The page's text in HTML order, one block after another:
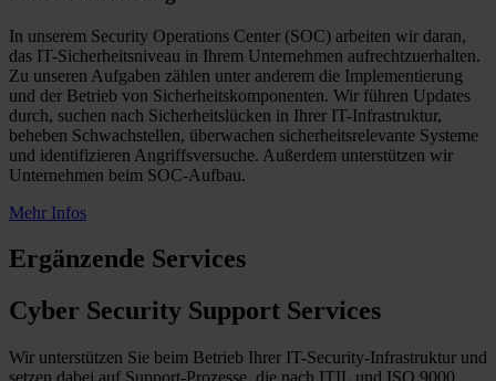
In unserem Security Operations Center (SOC) arbeiten wir daran,
das IT-Sicherheitsniveau in Ihrem Unternehmen aufrechtzuerhalten.
Zu unseren Aufgaben zählen unter anderem die Implementierung
und der Betrieb von Sicherheitskomponenten. Wir führen Updates
durch, suchen nach Sicherheitslücken in Ihrer IT-Infrastruktur,
beheben Schwachstellen, überwachen sicherheitsrelevante Systeme
und identifizieren Angriffsversuche. Außerdem unterstützen wir
Unternehmen beim SOC-Aufbau.
Mehr Infos
Ergänzende Services
Cyber Security Support Services
Wir unterstützen Sie beim Betrieb Ihrer IT-Security-Infrastruktur und